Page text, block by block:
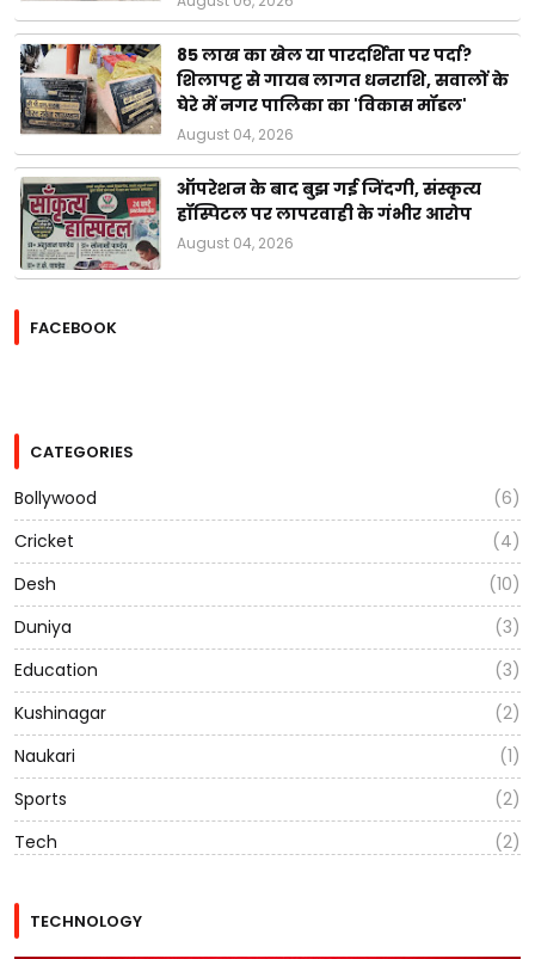
85 लाख का खेल या पारदर्शिता पर पर्दा?
शिलापट्ट से गायब लागत धनराशि, सवालों के
घेरे में नगर पालिका का 'विकास मॉडल'
August 04, 2026
ऑपरेशन के बाद बुझ गई जिंदगी, संस्कृत्य
हॉस्पिटल पर लापरवाही के गंभीर आरोप
August 04, 2026
FACEBOOK
CATEGORIES
Bollywood
(6)
Cricket
(4)
Desh
(10)
Duniya
(3)
Education
(3)
Kushinagar
(2)
Naukari
(1)
Sports
(2)
Tech
(2)
TECHNOLOGY